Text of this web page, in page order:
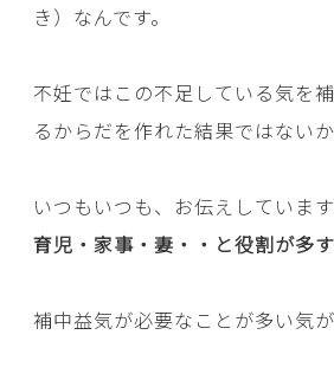
き）なんです。
不妊ではこの不足している気を
るからだを作れた結果ではないか
いつもいつも、お伝えしていま
育児・家事・妻・・と役割が多
補中益気が必要なことが多い気が